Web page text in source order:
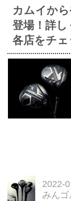
カムイか
登場！詳
各店をチェ
2022-
みん